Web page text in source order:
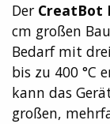
Der CreatBot
cm großen
Bedarf mit
bis zu 400 °C
kann das
großen,